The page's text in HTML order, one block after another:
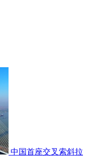
中国首座交叉索斜拉